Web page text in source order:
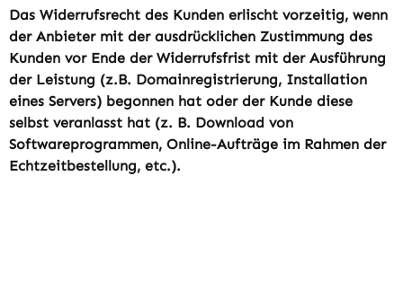
Das Widerrufsrecht des Kunden erlischt vorzeitig, wenn
der Anbieter mit der ausdrücklichen Zustimmung des
Kunden vor Ende der Widerrufsfrist mit der Ausführung
der Leistung (z.B. Domainregistrierung, Installation
eines Servers) begonnen hat oder der Kunde diese
selbst veranlasst hat (z. B. Download von
Softwareprogrammen, Online-Aufträge im Rahmen der
Echtzeitbestellung, etc.).